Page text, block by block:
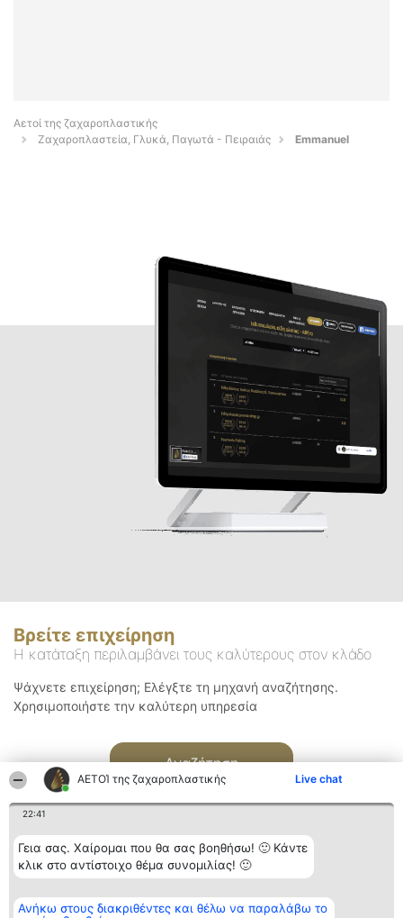
ΑΕΤΟΊ της ζαχαροπλαστικής Live chat
22:41
Γεια σας. Χαίρομαι που θα σας βοηθήσω! 🙂 Κάντε
κλικ στο αντίστοιχο θέμα συνομιλίας! 🙂
Ανήκω στους διακριθέντες και θέλω να παραλάβω το
Αετοί της ζαχαροπλαστικής
Ζαχαροπλαστεία, Γλυκά, Παγωτά - Πειραιάς
Emmanuel
Βρείτε επιχείρηση
Η κατάταξη περιλαμβάνει τους καλύτερους στον κλάδο
Ψάχνετε επιχείρηση; Ελέγξτε τη μηχανή αναζήτησης.
Χρησιμοποιήστε την καλύτερη υπηρεσία
Αναζήτηση
Διοργανωτής της
κατάταξης
Κατάταξη
Διακριθέντες
Επικοινωνία
Επικοινωνία